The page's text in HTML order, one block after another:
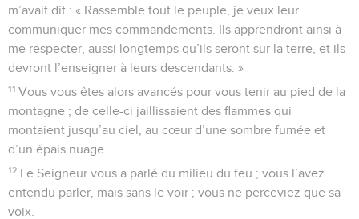
m’avait dit : « Rassemble tout le peuple, je veux leur
communiquer mes commandements. Ils apprendront ainsi à
me respecter, aussi longtemps qu’ils seront sur la terre, et ils
devront l’enseigner à leurs descendants. »
11 Vous vous êtes alors avancés pour vous tenir au pied de la
montagne ; de celle-ci jaillissaient des flammes qui
montaient jusqu’au ciel, au cœur d’une sombre fumée et
d’un épais nuage.
12 Le Seigneur vous a parlé du milieu du feu ; vous l’avez
entendu parler, mais sans le voir ; vous ne perceviez que sa
voix.